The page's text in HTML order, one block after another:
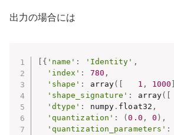
出力の場合には
{ 'name' : 'Identity' ,
'index' : 780 ,
'shape' : array( 1 , 1000
'shape_signature' : array(
'dtype' : numpy . float32 ,
'quantization' : (0.0 , 0 ) ,
'quantization_parameters' :